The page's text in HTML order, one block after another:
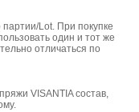
партии/Lot. При покупке
один и тот же
отличаться по
VISANTIA состав,